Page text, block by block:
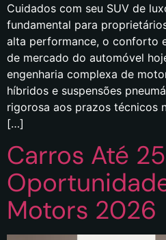
Cuidados com seu SUV de
fundamental para
alta performance, o conforto
de mercado do automóvel
engenharia complexa de
híbridos e suspensões
rigorosa aos prazos técnicos
[…]
Carros Até
Motors 2026